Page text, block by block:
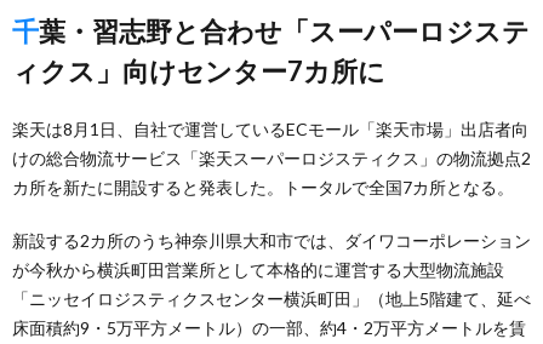
千葉・習志野と合わせ「スーパーロジステ
ィクス」向けセンター7カ所に
楽天は8月1日、自社で運営しているECモール「楽天市場」出店者向
けの総合物流サービス「楽天スーパーロジスティクス」の物流拠点2
カ所を新たに開設すると発表した。トータルで全国7カ所となる。
新設する2カ所のうち神奈川県大和市では、ダイワコーポレーション
が今秋から横浜町田営業所として本格的に運営する大型物流施設
「ニッセイロジスティクスセンター横浜町田」（地上5階建て、延べ
床面積約9・5万平方メートル）の一部、約4・2万平方メートルを賃